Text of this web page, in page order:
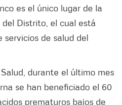
es el único lugar de la
Distrito, el cual está
servicios de salud del
durante el último mes
se han beneficiado el 60
prematuros bajos de